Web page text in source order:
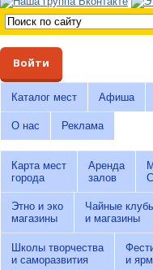
Войти
Каталог мест Афиша
О нас Реклама
Карта мест
города
Аренда
залов
Этно и эко
магазины
Чайные
и магазины
Школы творчества
и саморазвития
и